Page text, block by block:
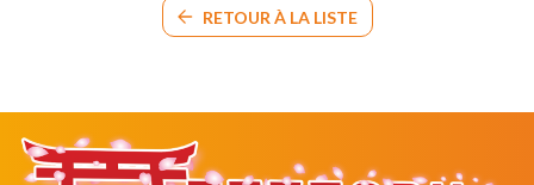
RETOUR À LA LISTE